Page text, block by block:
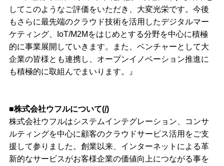
してこのようなご評価をいただき、大変光栄です。今後
もさらに最先端のクラウド技術を活用したデジタルマー
ケティング、IoT/M2Mをはじめとする分野を中心に積極
的に事業展開していきます。また、ベンチャーとして大
企業の皆様とも連携し、オープンイノベーション推進に
も積極的に取組んでまいります。』
■株式会社ウフルについて(/)
株式会社ウフルはシステムインテグレーション、コンサ
ルティングを中心に顧客のクラウドサービス活用をご支
援して参りました。創業以来、インターネットによる革
新的なサービスがお客様企業の価値向上につながる事を